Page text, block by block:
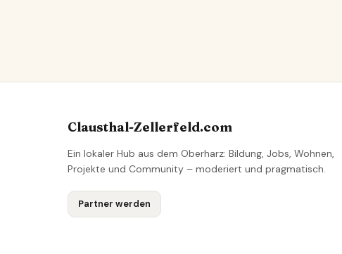
Clausthal-Zellerfeld.com
Ein lokaler Hub aus dem Oberharz: Bildung, Jobs, Wohnen,
Projekte und Community – moderiert und pragmatisch.
Partner werden